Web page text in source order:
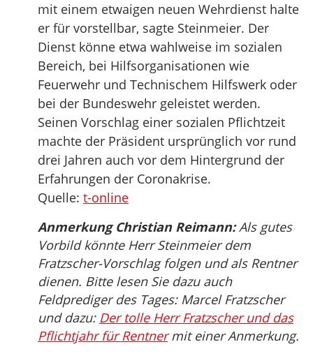
mit einem etwaigen neuen Wehrdienst halte
er für vorstellbar, sagte Steinmeier. Der
Dienst könne etwa wahlweise im sozialen
Bereich, bei Hilfsorganisationen wie
Feuerwehr und Technischem Hilfswerk oder
bei der Bundeswehr geleistet werden.
Seinen Vorschlag einer sozialen Pflichtzeit
machte der Präsident ursprünglich vor rund
drei Jahren auch vor dem Hintergrund der
Erfahrungen der Coronakrise.
Quelle: t-online
Anmerkung Christian Reimann:Als gutes
Vorbild könnte Herr Steinmeier dem
Fratzscher-Vorschlag folgen und als Rentner
dienen. Bitte lesen Sie dazu auch
Feldprediger des Tages: Marcel Fratzscher
und dazu: Der tolle Herr Fratzscher und das
Pflichtjahr für Rentnermit einer Anmerkung.